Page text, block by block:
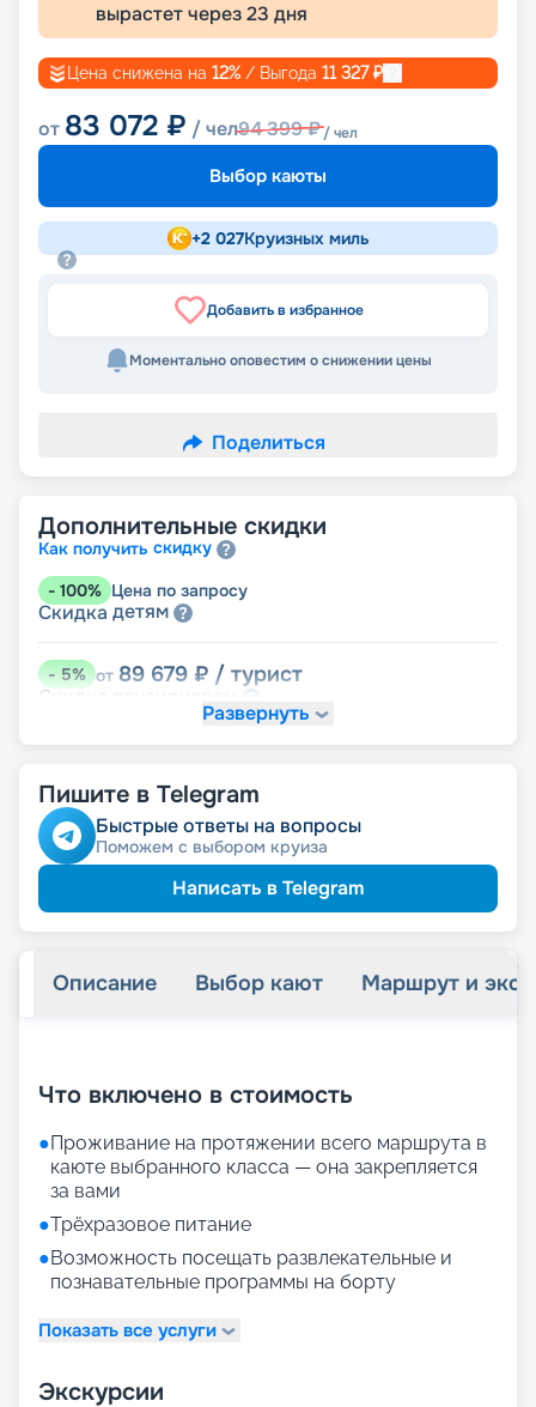
вырастет через23 дня
Цена снижена на 12% / Выгода 11 327₽
от 83 072 ₽ / чел94 399₽/ чел
Выбор каюты
+2 027Круизных миль
Добавить в избранное
Моментально оповестим о снижении цены
Поделиться
Дополнительные скидки
Как получить скидку
- 100% Цена по запросу
Скидка детям
-5% от 89 679 ₽ / турист
Скидка
Развернуть
Пишите в Telegram
Быстрые ответы на вопросы
Поможем с выбором круиза
Написать в Telegram
Описание Выбор кают Маршрут и
Что включено в стоимость
●Проживание на протяжении всего маршрута в
каюте выбранного класса — она закрепляется
за вами
●Трёхразовое питание
●Возможность посещать развлекательные и
познавательные программы на борту
Показать все услуги
Экскурсии